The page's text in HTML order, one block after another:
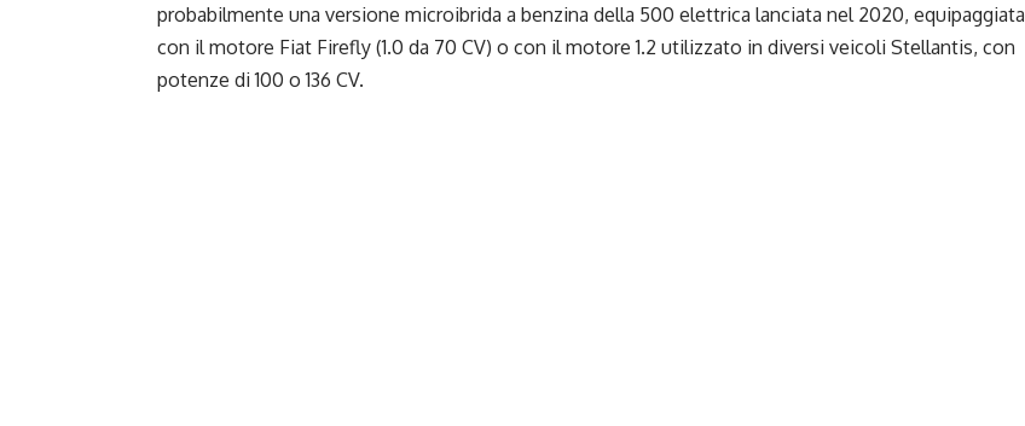
probabilmente una versione microibrida a benzina della 500 elettrica lanciata nel 2020, equipaggiata
con il motore Fiat Firefly (1.0 da 70 CV) o con il motore 1.2 utilizzato in diversi veicoli Stellantis, con
potenze di 100 o 136 CV.